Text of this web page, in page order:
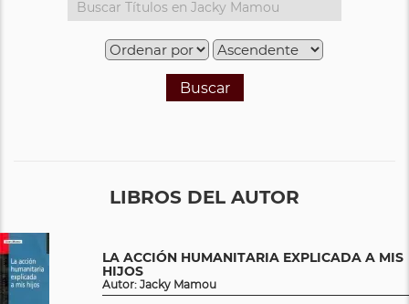
Buscar
LIBROS DEL AUTOR
LA ACCIÓN HUMANITARIA EXPLICADA A MIS
HIJOS
Autor: Jacky Mamou